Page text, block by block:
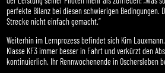
perfekte Bilanz bei diesen schwierigen Bedingungen.
Strecke nicht einfach gemacht.“
Weiterhin im Lernprozess befindet sich Kim
Klasse KF3 immer besser in Fahrt und verkürzt den
kontinuierlich. Ihr Rennwochenende in Oschersleben